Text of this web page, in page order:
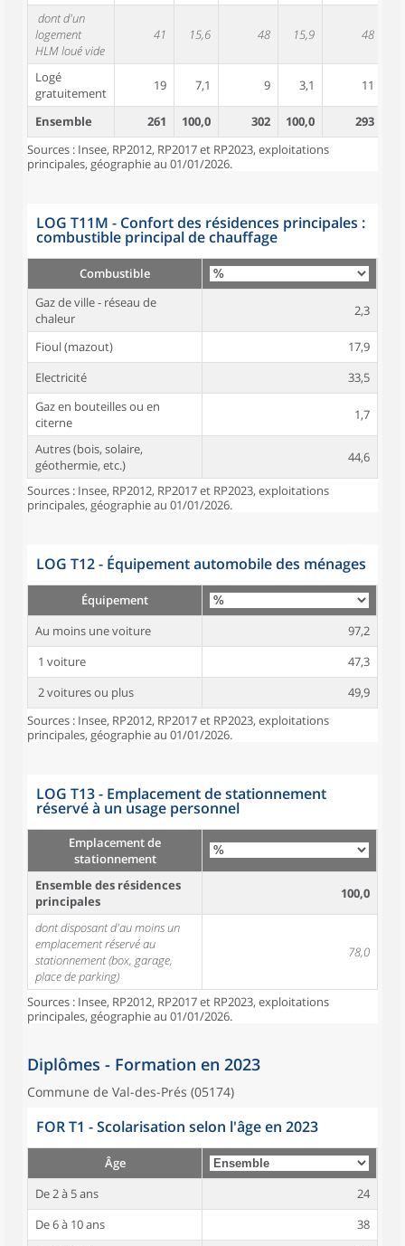
dont d'un
logement
HLM loué vide
41 15,6 48 15,9 48
Logé
gratuitement
19 7,1 9 3,1 11
Ensemble 261 100,0 302 100,0 293
Sources : Insee, RP2012, RP2017 et RP2023, exploitations
principales, géographie au 01/01/2026.
LOG T11M - Confort des résidences principales :
combustible principal de chauffage
Combustible
Gaz de ville - réseau de
chaleur
2,3
Fioul (mazout)
17,9
Electricité
33,5
Gaz en bouteilles ou en
citerne
1,7
Autres (bois, solaire,
géothermie, etc.)
44,6
Sources : Insee, RP2012, RP2017 et RP2023, exploitations
principales, géographie au 01/01/2026.
LOG T12 - Équipement automobile des ménages
Équipement
Au moins une voiture
97,2
1 voiture
47,3
2 voitures ou plus
49,9
Sources : Insee, RP2012, RP2017 et RP2023, exploitations
principales, géographie au 01/01/2026.
LOG T13 - Emplacement de stationnement
réservé à un usage personnel
Emplacement de
stationnement
Ensemble des résidences
principales
100,0
dont disposant d'au moins un
emplacement réservé au
stationnement (box, garage,
place de parking)
78,0
Sources : Insee, RP2012, RP2017 et RP2023, exploitations
principales, géographie au 01/01/2026.
Diplômes - Formation en 2023
Commune de Val-des-Prés (05174)
FOR T1 - Scolarisation selon l'âge en 2023
Âge
De 2 à 5 ans
24
De 6 à 10 ans
38